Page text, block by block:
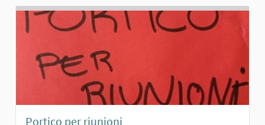
Portico per riunioni